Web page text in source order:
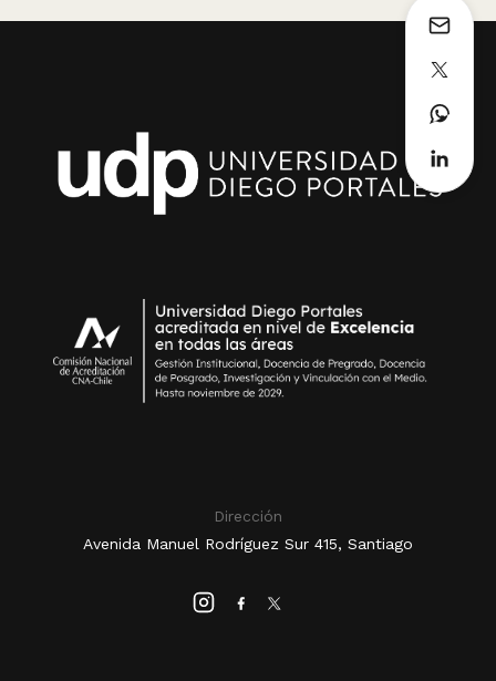
Dirección
Avenida Manuel Rodríguez Sur 415, Santiago